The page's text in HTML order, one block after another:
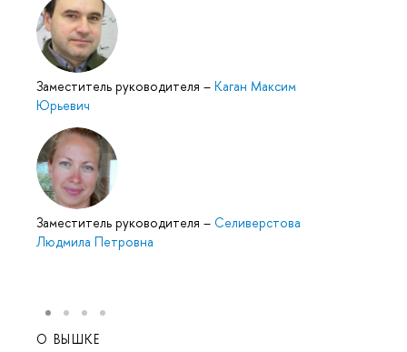
Заместитель руководителя – Каган Максим
Юрьевич
Заместитель руководителя – Селиверстова
Людмила Петровна
О ВЫШКЕ